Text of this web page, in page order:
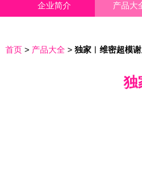
企业简介 产品大
首页 > 产品大全 > 独家︱维密超模
独